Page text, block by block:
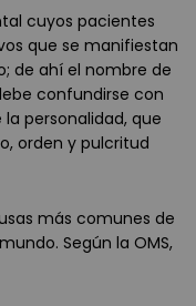
cuyos pacientes
que se manifiestan
de ahí el nombre de
confundirse con
personalidad, que
orden y pulcritud
más comunes de
Según la OMS,